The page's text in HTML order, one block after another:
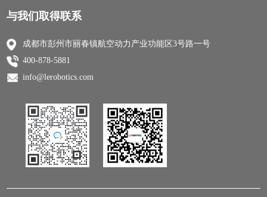
与我们取得联系
成都市彭州市丽春镇航空动力产业功能区3号路一号
400-878-5881
info@lerobotics.com